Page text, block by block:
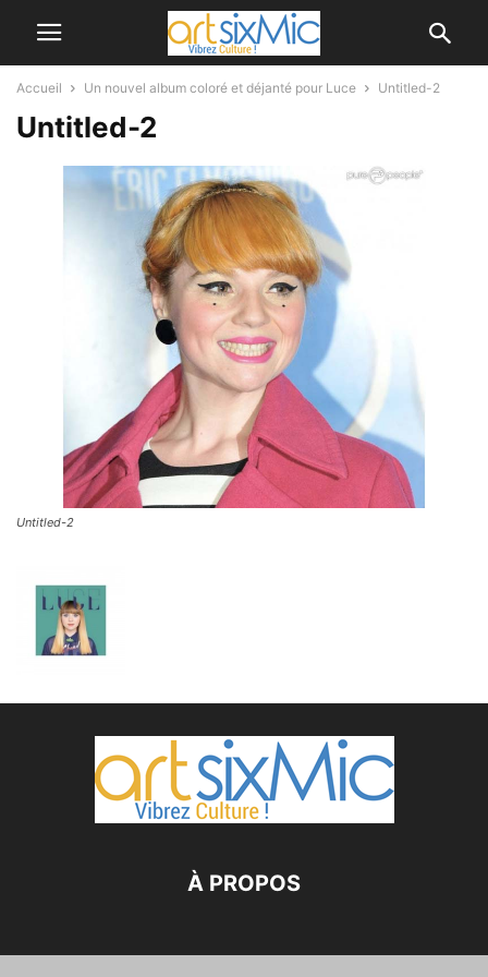
Accueil Un nouvel album coloré et déjanté pour Luce Untitled-2
Untitled-2
Untitled-2
À PROPOS